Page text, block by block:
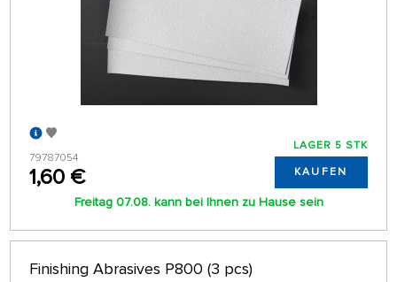
79787054
1,60 €
LAGER 5 STK
KAUFEN
Freitag 07.08. kann bei Ihnen zu Hause sein
Finishing Abrasives P800 (3 pcs)